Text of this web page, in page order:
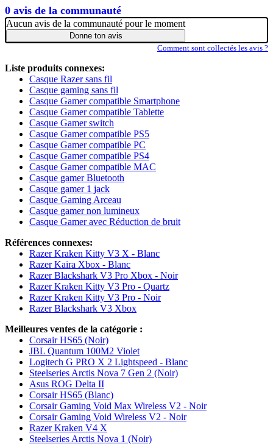
0 avis de la communauté
Aucun avis de la communauté pour le moment
Donne ton avis
Comment sont collectés les avis ?
Liste produits connexes:
Casque Razer sans fil
Casque gaming sans fil
Casque Gamer compatible Smartphone
Casque Gamer compatible Tablette
Casque Gamer switch
Casque Gamer compatible PS5
Casque Gamer compatible PC
Casque Gamer compatible PS4
Casque Gamer compatible MAC
Casque gamer Bluetooth
Casque gamer 1 jack
Casque Gaming Arceau
Casque gamer non lumineux
Casque Gamer avec Réduction de bruit
Références connexes:
Razer Kraken Kitty V3 X - Blanc
Razer Kaira Xbox - Blanc
Razer Blackshark V3 Pro Xbox - Noir
Razer Kraken Kitty V3 Pro - Quartz
Razer Kraken Kitty V3 Pro - Noir
Razer Blackshark V3 Xbox
Meilleures ventes de la catégorie :
Corsair HS65 (Noir)
JBL Quantum 100M2 Violet
Logitech G PRO X 2 Lightspeed - Blanc
Steelseries Arctis Nova 7 Gen 2 (Noir)
Asus ROG Delta II
Corsair HS65 (Blanc)
Corsair Gaming Void Max Wireless V2 - Noir
Corsair Gaming Void Wireless V2 - Noir
Razer Kraken V4 X
Steelseries Arctis Nova 1 (Noir)